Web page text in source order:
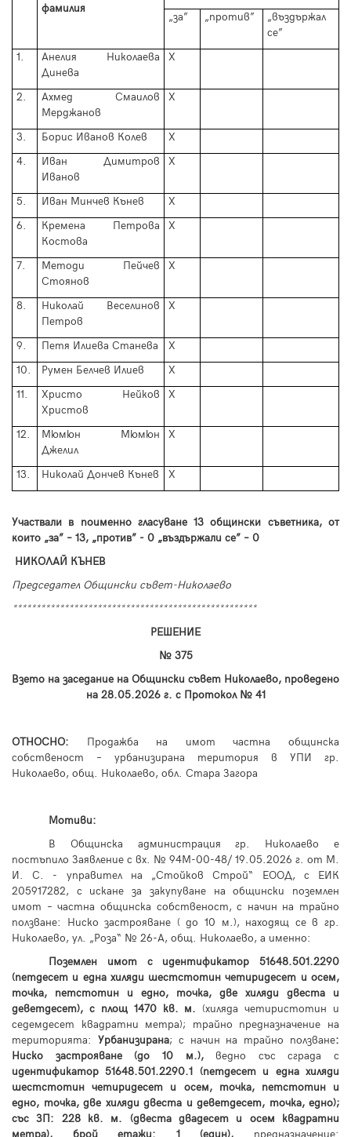
фамилия
„за”
„против”
„въздържал
се”
1.
Анелия Николаева
Динева
Х
2.
Ахмед Смаилов
Мерджанов
Х
3. Борис Иванов Колев
Х
4.
Иван Димитров
Иванов
Х
5. Иван Минчев Кънев
Х
6.
Кремена Петрова
Костова
Х
7.
Методи Пейчев
Стоянов
Х
8.
Николай Веселинов
Петров
Х
9. Петя Илиева Станева
Х
10.
Румен Белчев Илиев
Х
11.
Христо Нейков
Христов
Х
12.
Мюмюн Мюмюн
Джелил
Х
13. Николай Дончев Кънев Х
Участвали в поименно гласуване13 общински съветника, от
които „за” – 13, „против” - 0 „въздържали се” – 0
НИКОЛАЙ КЪНЕВ
Председател Общински съвет-Николаево
****************************************************
РЕШЕНИЕ
№ 375
Взето на заседание на Общински съвет Николаево, проведено
на 28.05.2026 г. с Протокол №41
ОТНОСНО: Продажба на имот частна общинска
собственост – урбанизирана територия в УПИ гр.
Николаево, общ. Николаево, обл. Стара Загора
Мотиви:
В Общинска администрация гр. Николаево e
постъпило Заявление с вх. № 94М-00-48/ 19.05.2026 г. от М.
И. С. - управител на „Стойков Строй“ ЕООД, с ЕИК
205917282, с искане за закупуване на общински поземлен
имот – частна общинска собственост, с начин на трайно
ползване: Ниско застрояване ( до 10 м.), находящ се в гр.
Николаево, ул. „Роза“ № 26-А, общ. Николаево, а именно:
Поземлен имот с идентификатор 51648.501.2290
(петдесет и една хиляди шестстотин четиридесет и осем,
точка, петстотин и едно, точка, две хиляди двеста и
деветдесет), с площ 1470 кв. м. (хиляда четиристотин и
седемдесет квадратни метра); трайно предназначение на
територията: Урбанизирана; с начин на трайно ползване:
Ниско застрояване (до 10 м.),ведно със сграда с
идентификатор 51648.501.2290.1 (петдесет и една хиляди
шестстотин четиридесет и осем, точка, петстотин и
едно, точка, две хиляди двеста и деветдесет, точка, едно);
със ЗП: 228 кв. м. (двеста двадесет и осем квадратни
метра), брой етажи: 1 (един), предназначение: